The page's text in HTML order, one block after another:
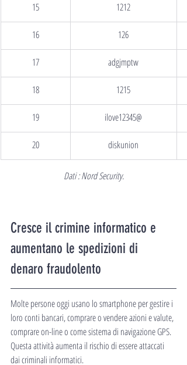
15 1212
16 126
17 adgjmptw
18 1215
19 ilove12345@
20 diskunion
Dati : Nord Security.
Cresce il crimine informatico e
aumentano le spedizioni di
denaro fraudolento
Molte persone oggi usano lo smartphone per gestire i
loro conti bancari, comprare o vendere azioni e valute,
comprare on-line o come sistema di navigazione GPS.
Questa attività aumenta il rischio di essere attaccati
dai criminali informatici.